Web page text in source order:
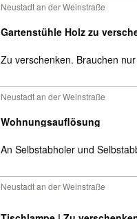
Neustadt an der Weinstraße
Gartenstühle Holz zu
Zu verschenken. Brauchen
Neustadt an der Weinstraße
Wohnungsauflösung
An Selbstabholer und
Neustadt an der Weinstraße